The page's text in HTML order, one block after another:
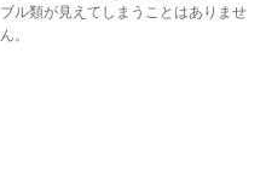
ブル類が見えてしまうことはありませ
ん。